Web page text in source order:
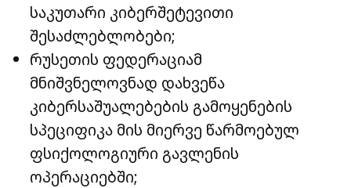
საკუთარი კიბერშეტევითი
შესაძლებლობები;
რუსეთის ფედერაციამ
მნიშვნელოვნად დახვეწა
კიბერსაშუალებების გამოყენების
სპეციფიკა მის მიერვე წარმოებულ
ფსიქოლოგიური გავლენის
ოპერაციებში;